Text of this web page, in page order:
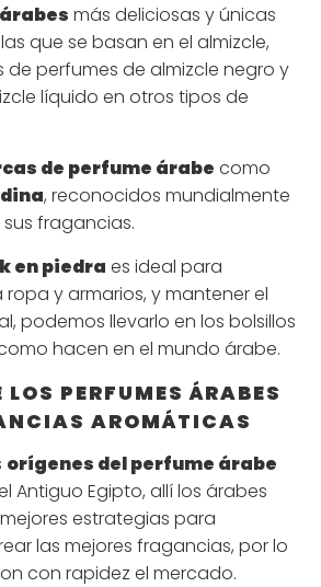
más deliciosas y únicas
que se basan en el almizcle,
perfumes de almizcle negro y
líquido en otros tipos de
de perfume árabe como
, reconocidos mundialmente
fragancias.
en piedra es ideal para
y armarios, y mantener el
podemos llevarlo en los bolsillos
hacen en el mundo árabe.
PERFUMES ÁRABES
AROMÁTICAS
orígenes del perfume árabe
Antiguo Egipto, allí los árabes
estrategias para
las mejores fragancias, por lo
con rapidez el mercado.